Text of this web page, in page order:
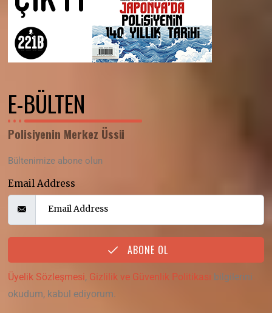
E-BÜLTEN
Polisiyenin Merkez Üssü
Bültenimize abone olun
Email Address
ABONE OL
Üyelik Sözleşmesi, Gizlilik ve Güvenlik Politikası bilgilerini
okudum, kabul ediyorum.